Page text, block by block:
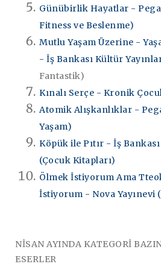
Günübirlik Hayatlar -
Fitness ve Beslenme)
Mutlu Yaşam Üzerine -
- İş Bankası Kültür
Fantastik)
Kınalı Serçe - Kronik
Atomik Alışkanlıklar -
Yaşam)
Köpük ile Pıtır - İş
(Çocuk Kitapları)
Ölmek İstiyorum Ama
İstiyorum - Nova Yayınevi
NİSAN AYINDA KATEGORİ
ESERLER